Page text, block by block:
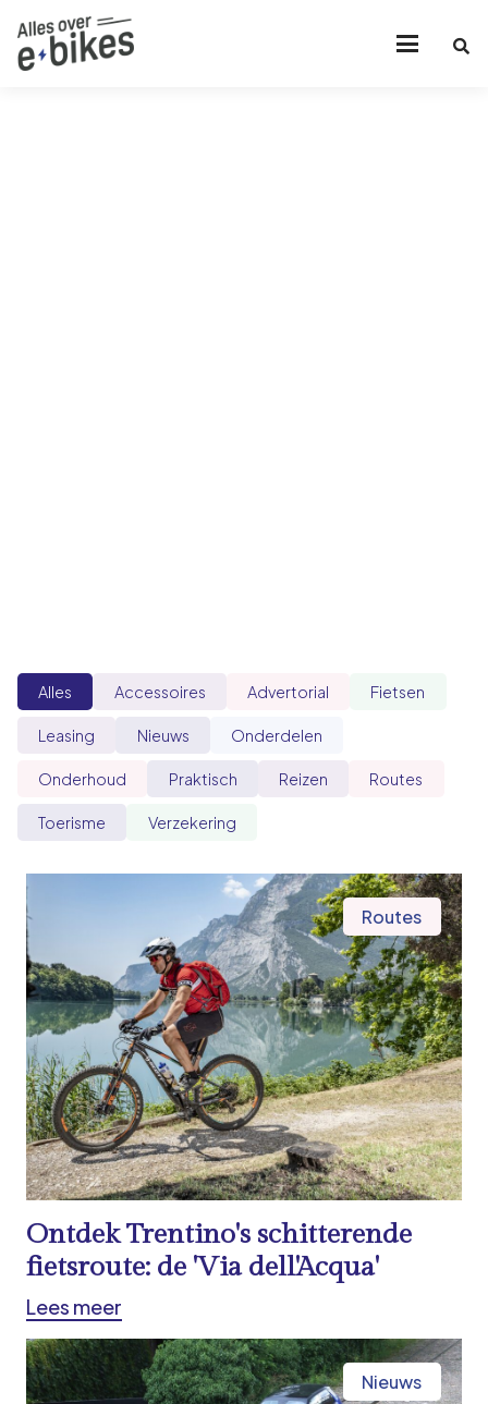
Alles Accessoires Advertorial Fietsen
Leasing Nieuws Onderdelen
Onderhoud Praktisch Reizen Routes
Toerisme Verzekering
Routes
Ontdek Trentino's schitterende
fietsroute: de 'Via dell'Acqua'
Lees meer
Nieuws